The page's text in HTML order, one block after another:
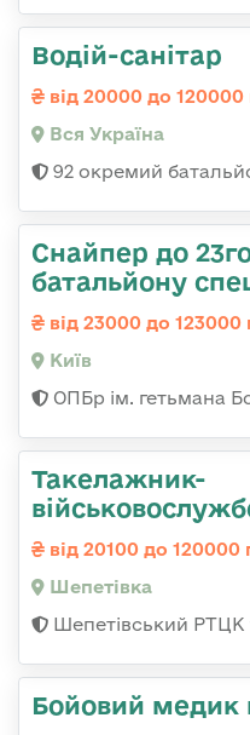
Водій-санітар
від 20000 до 120000
Вся Україна
92 окремий
Снайпер до
батальйону
від 23000 до 123000
Київ
ОПБр ім. гетьмана
Такелажник-
від 20100 до 120000
Шепетівка
Шепетівський РТЦК
Бойовий медик